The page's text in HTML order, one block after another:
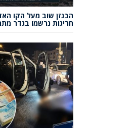
חריגות נרשמו בגדר